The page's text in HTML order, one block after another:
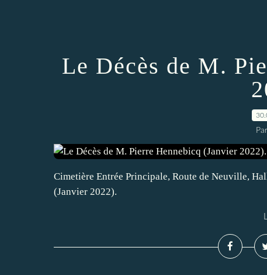
Le Décès de M.
Cimetière Entrée Principale, Route de Neuville,
(Janvier 2022).